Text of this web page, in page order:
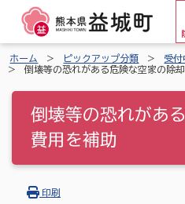
ホーム ピックアップ分類
受
倒壊等の恐れがある危険な空家の除
倒壊等の恐れがあ
費用を補助
印刷